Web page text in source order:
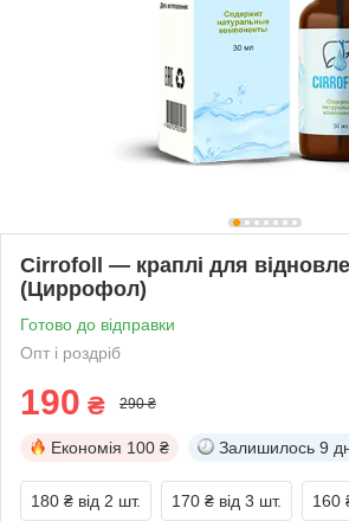
Cirrofoll — краплі для
(Циррофол)
Готово до відправки
Опт і роздріб
190 ₴ 290 ₴
Економія 100 ₴ Залишилось 9
180 ₴ від 2 шт. 170 ₴ від 3 шт. 160